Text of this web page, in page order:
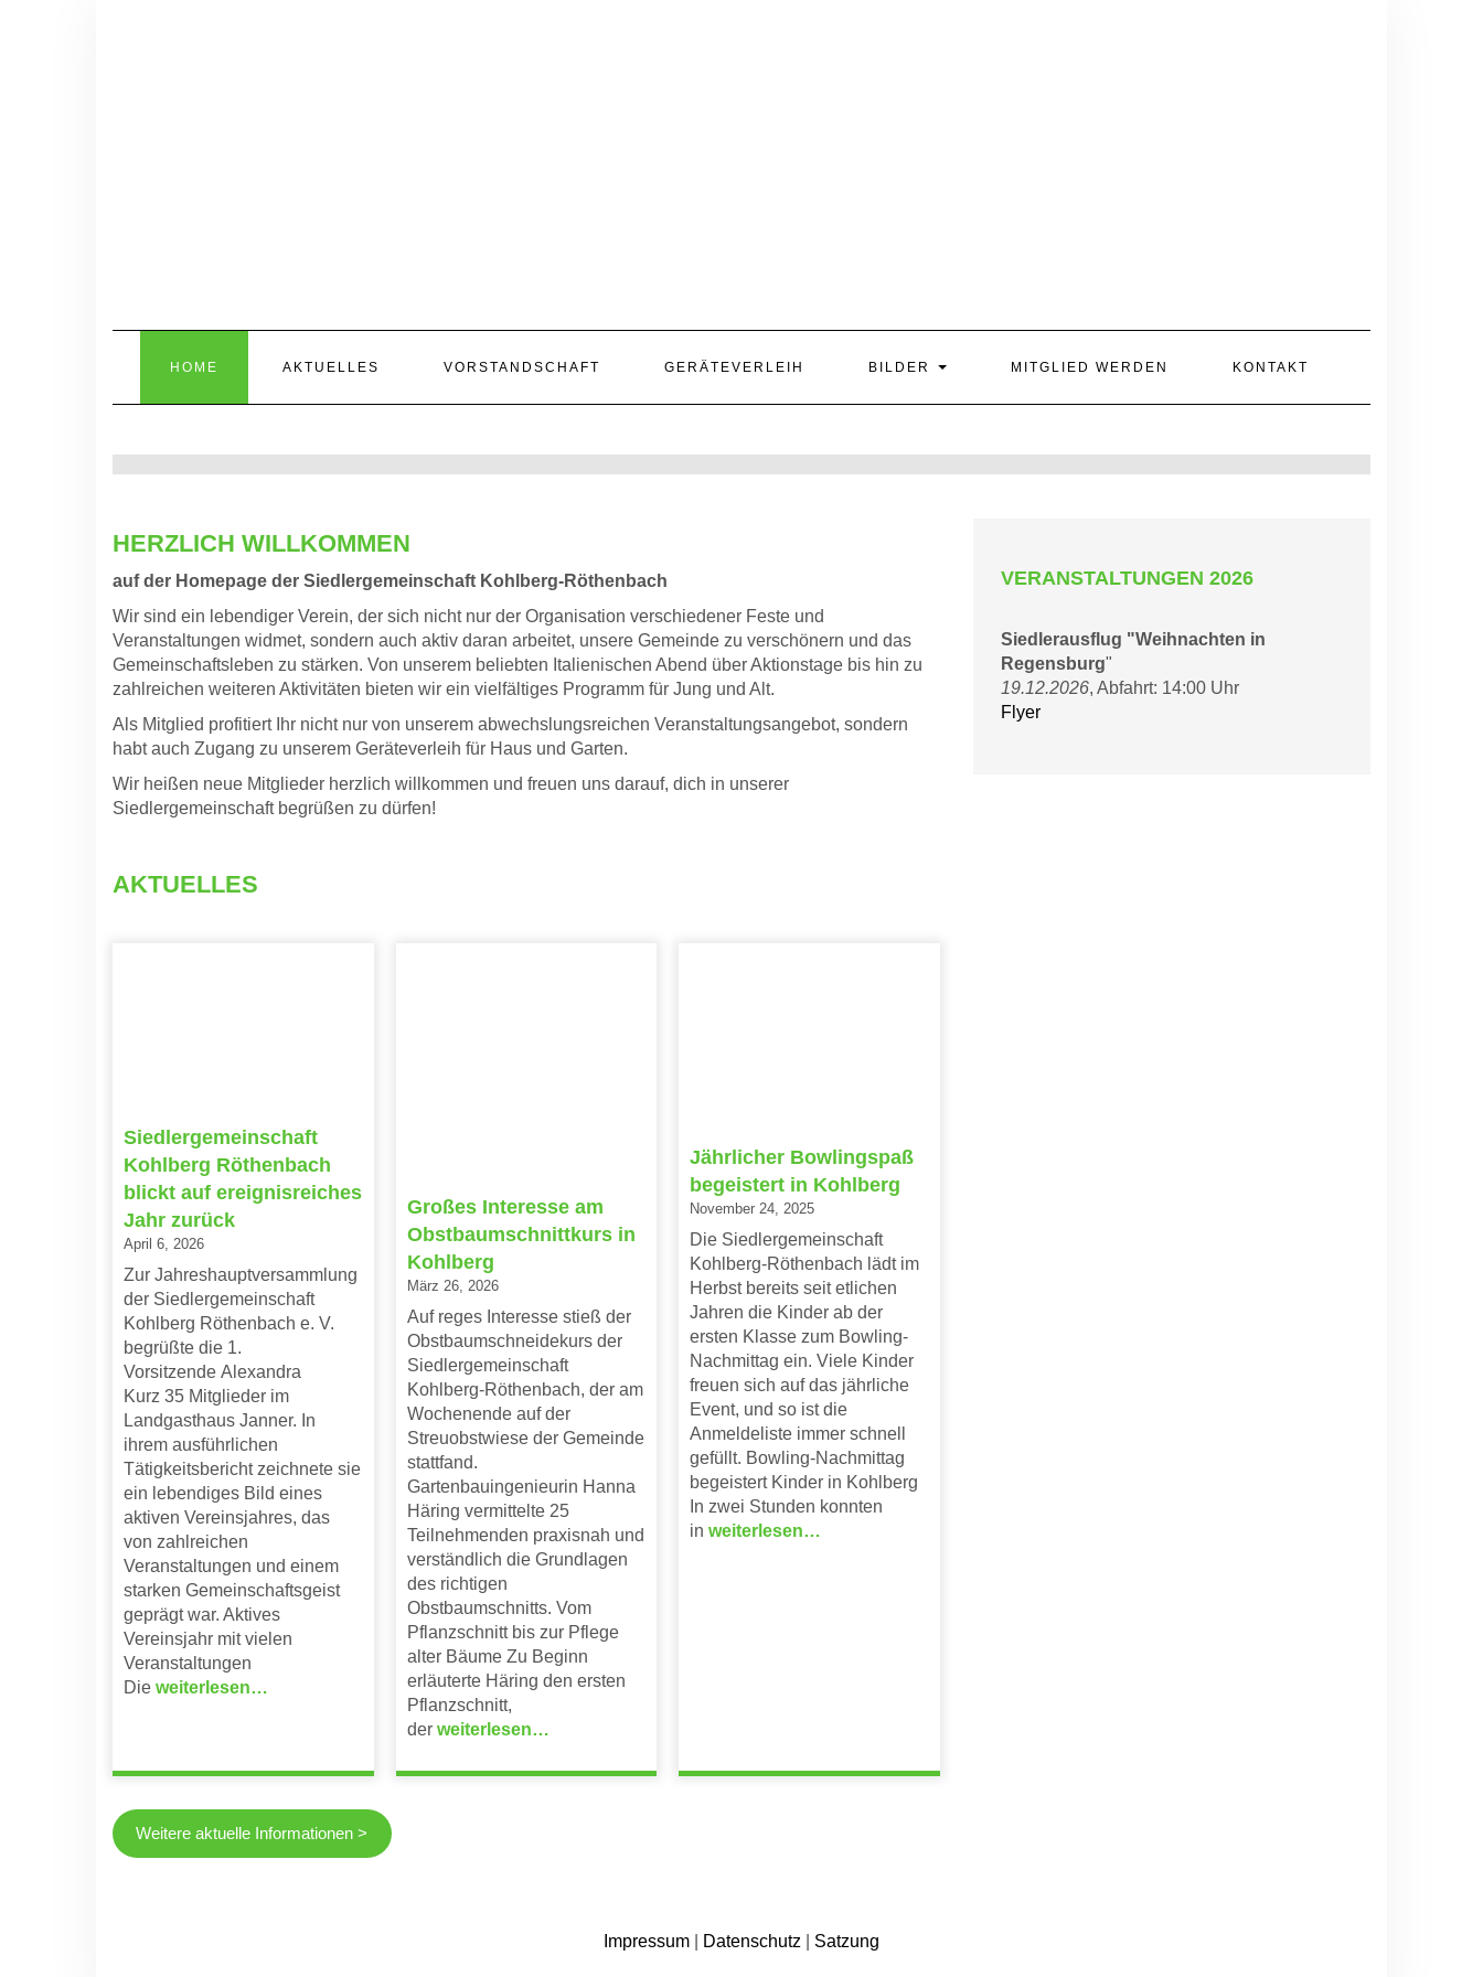
HOME AKTUELLES VORSTANDSCHAFT GERÄTEVERLEIH BILDER MITGLIED WERDEN KONTAKT
HERZLICH WILLKOMMEN
auf der Homepage der Siedlergemeinschaft Kohlberg-Röthenbach
Wir sind ein lebendiger Verein, der sich nicht nur der Organisation verschiedener Feste und
Veranstaltungen widmet, sondern auch aktiv daran arbeitet, unsere Gemeinde zu verschönern und das
Gemeinschaftsleben zu stärken. Von unserem beliebten Italienischen Abend über Aktionstage bis hin zu
zahlreichen weiteren Aktivitäten bieten wir ein vielfältiges Programm für Jung und Alt.
Als Mitglied profitiert Ihr nicht nur von unserem abwechslungsreichen Veranstaltungsangebot, sondern
habt auch Zugang zu unserem Geräteverleih für Haus und Garten.
Wir heißen neue Mitglieder herzlich willkommen und freuen uns darauf, dich in unserer
Siedlergemeinschaft begrüßen zu dürfen!
AKTUELLES
Siedlergemeinschaft
Kohlberg Röthenbach
blickt auf ereignisreiches
Jahr zurück
April 6, 2026
Zur Jahreshauptversammlung
der Siedlergemeinschaft
Kohlberg Röthenbach e. V.
begrüßte die 1.
Vorsitzende Alexandra
Kurz 35 Mitglieder im
Landgasthaus Janner. In
ihrem ausführlichen
Tätigkeitsbericht zeichnete sie
ein lebendiges Bild eines
aktiven Vereinsjahres, das
von zahlreichen
Veranstaltungen und einem
starken Gemeinschaftsgeist
geprägt war. Aktives
Vereinsjahr mit vielen
Veranstaltungen
Die weiterlesen…
Großes Interesse am
Obstbaumschnittkurs in
Kohlberg
März 26, 2026
Auf reges Interesse stieß der
Obstbaumschneidekurs der
Siedlergemeinschaft
Kohlberg-Röthenbach, der am
Wochenende auf der
Streuobstwiese der Gemeinde
stattfand.
Gartenbauingenieurin Hanna
Häring vermittelte 25
Teilnehmenden praxisnah und
verständlich die Grundlagen
des richtigen
Obstbaumschnitts. Vom
Pflanzschnitt bis zur Pflege
alter Bäume Zu Beginn
erläuterte Häring den ersten
Pflanzschnitt,
der weiterlesen…
Jährlicher Bowlingspaß
begeistert in Kohlberg
November 24, 2025
Die Siedlergemeinschaft
Kohlberg-Röthenbach lädt im
Herbst bereits seit etlichen
Jahren die Kinder ab der
ersten Klasse zum Bowling-
Nachmittag ein. Viele Kinder
freuen sich auf das jährliche
Event, und so ist die
Anmeldeliste immer schnell
gefüllt. Bowling-Nachmittag
begeistert Kinder in Kohlberg
In zwei Stunden konnten
inweiterlesen…
Weitere aktuelle Informationen >
VERANSTALTUNGEN 2026
Siedlerausflug "Weihnachten in
Regensburg"
19.12.2026, Abfahrt: 14:00 Uhr
Flyer
Impressum Datenschutz Satzung